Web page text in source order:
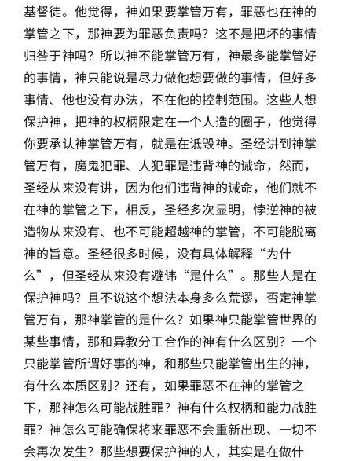
基督徒。他觉得，神如果要掌管万有，罪恶也在神的
掌管之下，那神要为罪恶负责吗？这不是把坏的事情
归咎于神吗？所以神不能掌管万有，神最多能掌管好
的事情，神只能说是尽力做他想要做的事情，但好多
事情、他也没有办法，不在他的控制范围。这些人想
保护神，把神的权柄限定在一个人造的圈子，他觉得
你要承认神掌管万有，就是在诋毁神。圣经讲到神掌
管万有，魔鬼犯罪、人犯罪是违背神的诫命，然而，
圣经从来没有讲，因为他们违背神的诫命，他们就不
在神的掌管之下，相反，圣经多次显明，悖逆神的被
造物从来没有、也不可能超越神的掌管，不可能脱离
神的旨意。圣经很多时候，没有具体解释“为什
么”，但圣经从来没有避讳“是什么”。那些人是在
保护神吗？且不说这个想法本身多么荒谬，否定神掌
管万有，那神掌管的是什么？如果神只能掌管世界的
某些事情，那和异教分工合作的神有什么区别？一个
只能掌管所谓好事的神，和那些只能掌管出生的神，
有什么本质区别？还有，如果罪恶不在神的掌管之
下，那神怎么可能战胜罪？神有什么权柄和能力战胜
罪？神怎么可能确保将来罪恶不会重新出现、一切不
会再次发生？那些想要保护神的人，其实是在做什